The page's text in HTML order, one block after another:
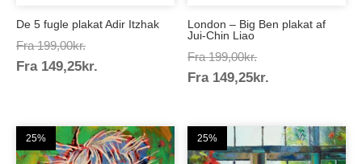
De 5 fugle plakat Adir Itzhak
Fra 199,00kr.Prisinterval:
199,00kr.
Fra 149,25kr.
London – Big Ben plakat af
Jui-Chin Liao
Fra 199,00kr.Prisinterval:
199,00kr.
Fra 149,25kr.
25% 25%